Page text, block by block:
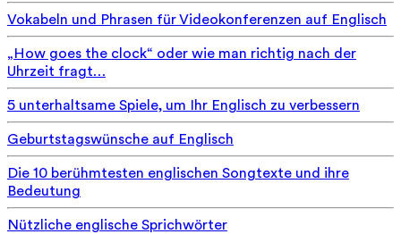
Vokabeln und Phrasen für Videokonferenzen auf Englisch
„How goes the clock“ oder wie man richtig nach der
Uhrzeit fragt…
5 unterhaltsame Spiele, um Ihr Englisch zu verbessern
Geburtstagswünsche auf Englisch
Die 10 berühmtesten englischen Songtexte und ihre
Bedeutung
Nützliche englische Sprichwörter